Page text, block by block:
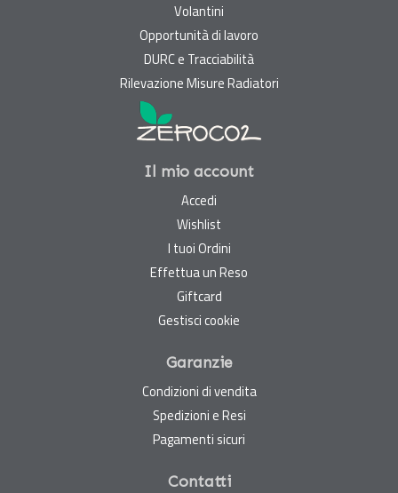
Volantini
Opportunità di lavoro
DURC e Tracciabilità
Rilevazione Misure Radiatori
Il mio account
Accedi
Wishlist
I tuoi Ordini
Effettua un Reso
Giftcard
Gestisci cookie
Garanzie
Condizioni di vendita
Spedizioni e Resi
Pagamenti sicuri
Contatti